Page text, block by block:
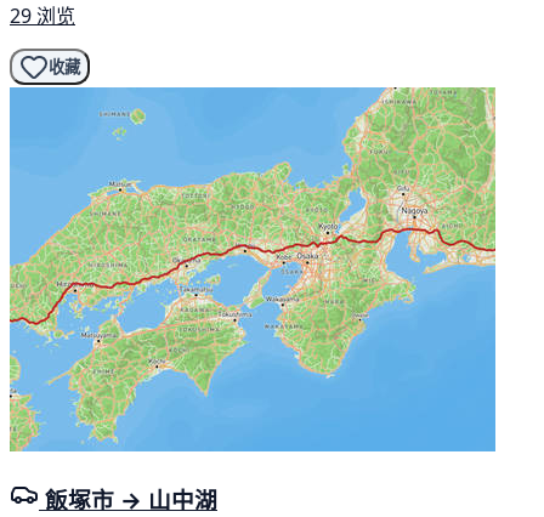
29 浏览
收藏
飯塚市 → 山中湖